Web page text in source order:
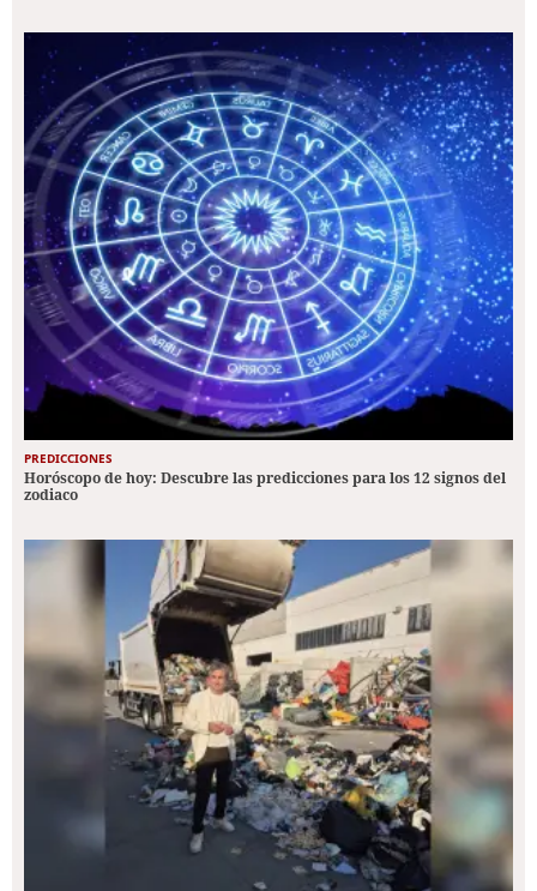
PREDICCIONES
Horóscopo de hoy: Descubre las predicciones para los 12 signos del
zodiaco